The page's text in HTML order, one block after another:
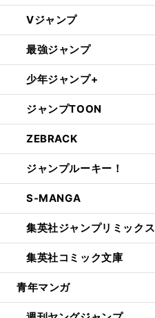
Vジャンプ
最強ジャンプ
少年ジャンプ+
ジャンプTOON
ZEBRACK
ジャンプルーキー！
S-MANGA
集英社ジャンプリミックス
集英社コミック文庫
青年マンガ